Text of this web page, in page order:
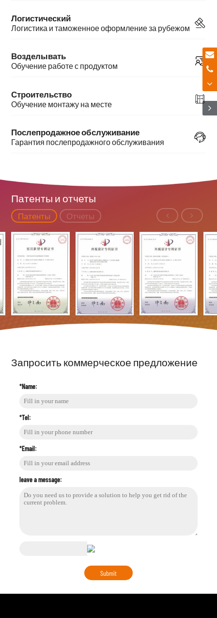
Логистический
Логистика и таможенное оформление за рубежом
Возделывать
Обучение работе с продуктом
Строительство
Обучение монтажу на месте
Послепродажное обслуживание
Гарантия послепродажного обслуживания
Патенты и отчеты
Патенты Отчеты
Запросить коммерческое предложение
*Name:
*Tel:
*Email:
leave a message: